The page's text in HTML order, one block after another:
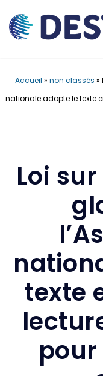
Accueil » non classés »
nationale adopte le texte
Loi
texte
pour